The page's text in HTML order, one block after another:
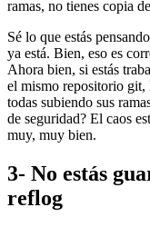
ramas, no tienes copia
Sé lo que estás
ya está. Bien, eso es
Ahora bien, si estás
el mismo repositorio git,
todas subiendo sus
de seguridad? El caos
muy, muy bien.
3- No estás
reflog